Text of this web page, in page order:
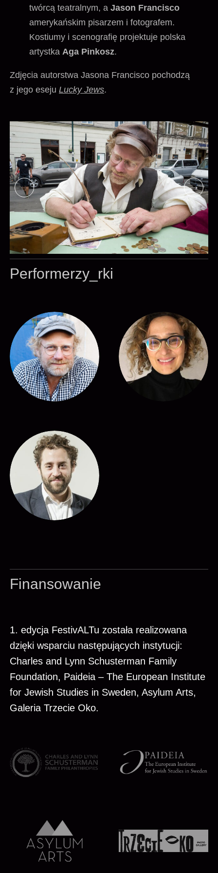
twórcą teatralnym, a Jason Francisco
amerykańskim pisarzem i fotografem.
Kostiumy i scenografię projektuje polska
artystka Aga Pinkosz.
Zdjęcia autorstwa Jasona Francisco pochodzą
z jego eseju Lucky Jews.
Performerzy_rki
Finansowanie
1. edycja FestivALTu została realizowana
dzięki wsparciu następujących instytucji:
Charles and Lynn Schusterman Family
Foundation, Paideia – The European Institute
for Jewish Studies in Sweden, Asylum Arts,
Galeria Trzecie Oko.